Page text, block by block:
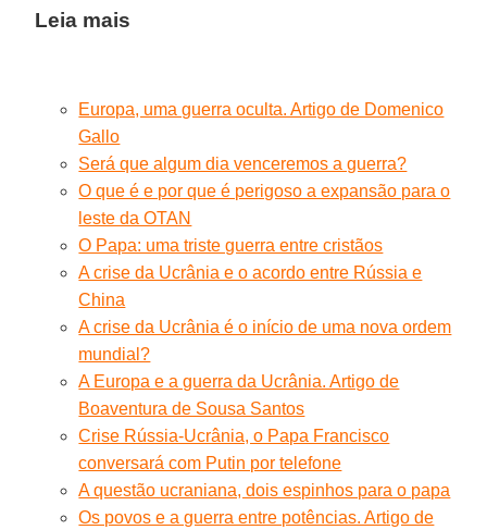
Leia mais
Europa, uma guerra oculta. Artigo de Domenico
Gallo
Será que algum dia venceremos a guerra?
O que é e por que é perigoso a expansão para o
leste da OTAN
O Papa: uma triste guerra entre cristãos
A crise da Ucrânia e o acordo entre Rússia e
China
A crise da Ucrânia é o início de uma nova ordem
mundial?
A Europa e a guerra da Ucrânia. Artigo de
Boaventura de Sousa Santos
Crise Rússia-Ucrânia, o Papa Francisco
conversará com Putin por telefone
A questão ucraniana, dois espinhos para o papa
Os povos e a guerra entre potências. Artigo de